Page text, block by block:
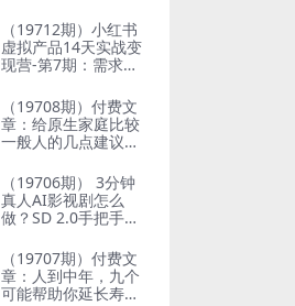
（19712期）小红书
虚拟产品14天实战变
现营-第7期：需求挖
品矩阵×内容笔记×一
人公司进阶×全链路
（19708期）付费文
章：给原生家庭比较
一般人的几点建议，
个人与家族代际向上
跃升
（19706期） 3分钟
真人AI影视剧怎么
做？SD 2.0手把手完
eld 14天SD 2.0/2.5
无限生成
（19707期）付费文
章：人到中年，九个
可能帮助你延长寿命